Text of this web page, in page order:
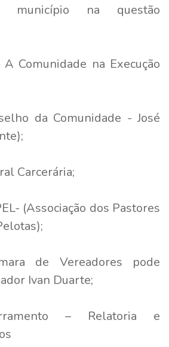
na questão
Comunidade na Execução
da Comunidade - José
Carcerária;
(Associação dos Pastores
de Vereadores pode
Ivan Duarte;
– Relatoria e